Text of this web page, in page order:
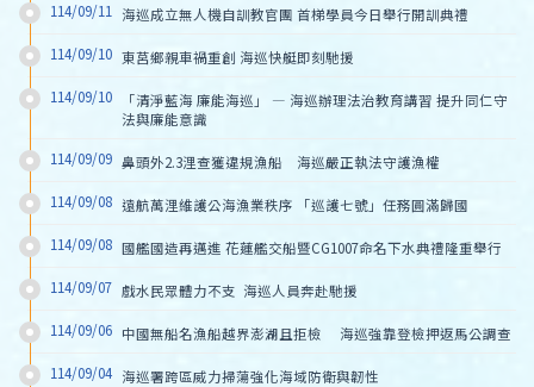
114/09/11 海巡成立無人機自訓教官團 首梯學員今日舉行開訓典禮
114/09/10 東莒鄉親車禍重創 海巡快艇即刻馳援
114/09/10
「清淨藍海 廉能海巡」 — 海巡辦理法治教育講習 提升同仁守
法與廉能意識
114/09/09 鼻頭外2.3浬查獲違規漁船　海巡嚴正執法守護漁權
114/09/08 遠航萬浬維護公海漁業秩序 「巡護七號」任務圓滿歸國
114/09/08 國艦國造再邁進 花蓮艦交船暨CG1007命名下水典禮隆重舉行
114/09/07 戲水民眾體力不支  海巡人員奔赴馳援
114/09/06 中國無船名漁船越界澎湖且拒檢　 海巡強靠登檢押返馬公調查
114/09/04 海巡署跨區威力掃蕩強化海域防衛與韌性